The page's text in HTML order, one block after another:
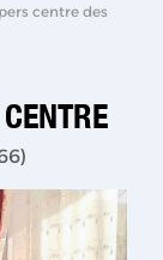
centre des
)